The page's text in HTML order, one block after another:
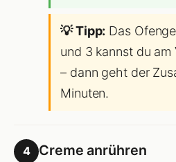
💡 Tipp: Das
und 3 kannst du
– dann geht der
Minuten.
4 Creme anrühren